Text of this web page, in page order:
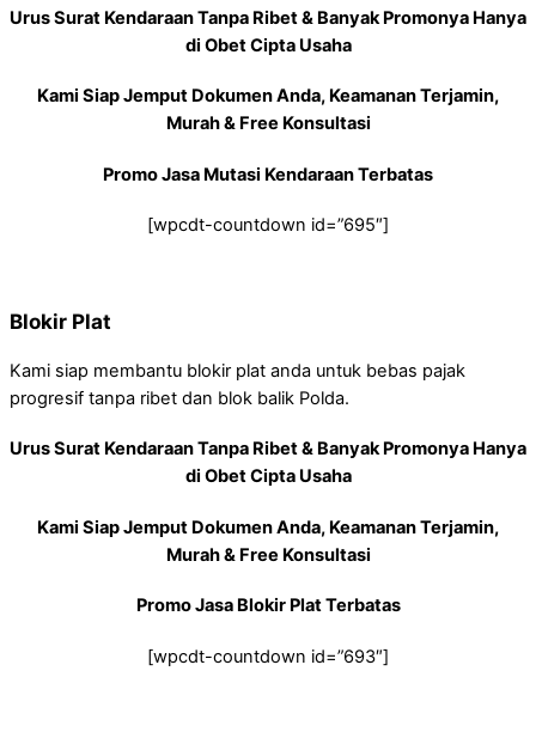
Urus Surat Kendaraan Tanpa Ribet & Banyak Promonya Hanya
di Obet Cipta Usaha
Kami Siap Jemput Dokumen Anda, Keamanan Terjamin,
Murah & Free Konsultasi
Promo Jasa Mutasi Kendaraan Terbatas
[wpcdt-countdown id=”695″]
Blokir Plat
Kami siap membantu blokir plat anda untuk bebas pajak
progresif tanpa ribet dan blok balik Polda.
Urus Surat Kendaraan Tanpa Ribet & Banyak Promonya Hanya
di Obet Cipta Usaha
Kami Siap Jemput Dokumen Anda, Keamanan Terjamin,
Murah & Free Konsultasi
Promo Jasa Blokir Plat Terbatas
[wpcdt-countdown id=”693″]